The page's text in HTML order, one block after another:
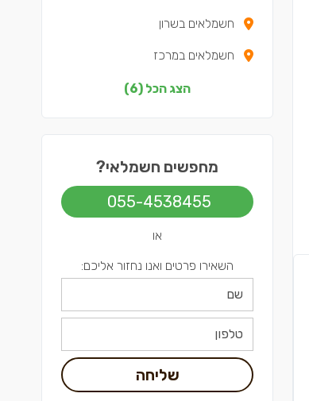
חשמלאים בשרון
חשמלאים במרכז
חשמלאים בצפון
חשמלאים בדרום
הצג הכל (6)
מחפשים חשמלאי?
055-4538455
או
השאירו פרטים ואנו נחזור אליכם:
שליחה